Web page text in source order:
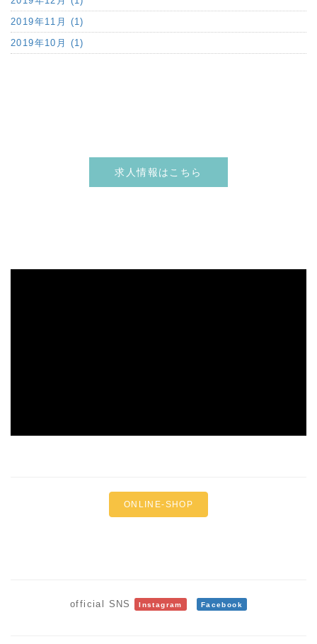
2019年11月 (1)
2019年10月 (1)
求人情報はこちら
ONLINE-SHOP
official SNS Instagram Facebook